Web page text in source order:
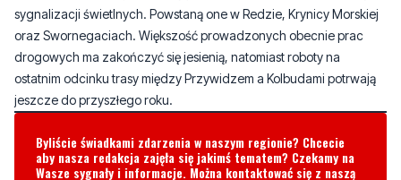
ostatnim odcinku trasy między Przywidzem a Kolbudami potrwają
jeszcze do przyszłego roku.
Byliście świadkami zdarzenia w naszym regionie? Chcecie
aby nasza redakcja zajęła się jakimś tematem? Czekamy na
Wasze sygnały i informacje. Można kontaktować się z naszą
redakcja@nadmorski24.plDyżurujemy także pod numerem
telefonu729 715 670.